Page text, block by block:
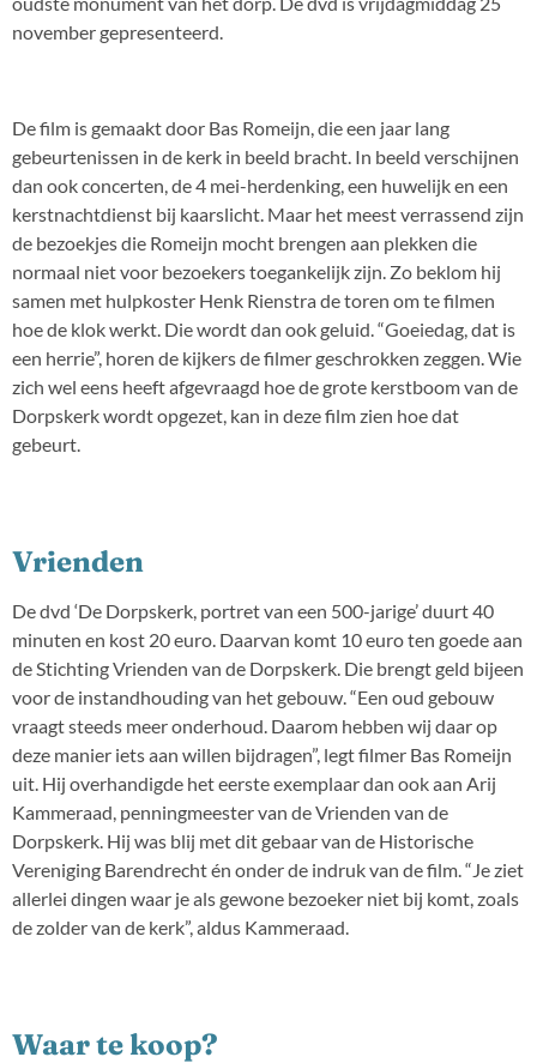
november gepresenteerd.
De film is gemaakt door Bas Romeijn, die een jaar lang
gebeurtenissen in de kerk in beeld bracht. In beeld verschijnen
dan ook concerten, de 4 mei-herdenking, een huwelijk en een
kerstnachtdienst bij kaarslicht. Maar het meest verrassend zijn
de bezoekjes die Romeijn mocht brengen aan plekken die
normaal niet voor bezoekers toegankelijk zijn. Zo beklom hij
samen met hulpkoster Henk Rienstra de toren om te filmen
hoe de klok werkt. Die wordt dan ook geluid. “Goeiedag, dat is
een herrie”, horen de kijkers de filmer geschrokken zeggen. Wie
zich wel eens heeft afgevraagd hoe de grote kerstboom van de
Dorpskerk wordt opgezet, kan in deze film zien hoe dat
gebeurt.
Vrienden
De dvd ‘De Dorpskerk, portret van een 500-jarige’ duurt 40
minuten en kost 20 euro. Daarvan komt 10 euro ten goede aan
de Stichting Vrienden van de Dorpskerk. Die brengt geld bijeen
voor de instandhouding van het gebouw. “Een oud gebouw
vraagt steeds meer onderhoud. Daarom hebben wij daar op
deze manier iets aan willen bijdragen”, legt filmer Bas Romeijn
uit. Hij overhandigde het eerste exemplaar dan ook aan Arij
Kammeraad, penningmeester van de Vrienden van de
Dorpskerk. Hij was blij met dit gebaar van de Historische
Vereniging Barendrecht én onder de indruk van de film. “Je ziet
allerlei dingen waar je als gewone bezoeker niet bij komt, zoals
de zolder van de kerk”, aldus Kammeraad.
Waar te koop?